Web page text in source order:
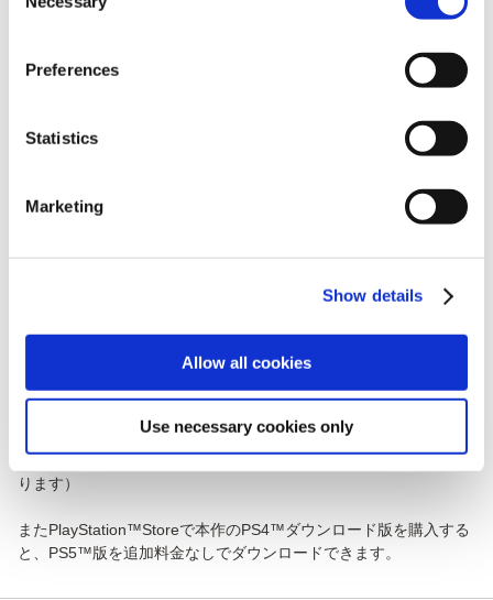
Selection
Preferences
Statistics
Marketing
Show details
Allow all cookies
Use necessary cookies only
戦士“夜渡り”たち。
剣士や魔女、亜人など、それぞれ出自の異なるキャラクター
さらに、特別なダガーで敵を傷つけ弱点を作り出す搦手や、そ
ナミックな駆け引きを生みます。
キャラクターによって変わるアクションの手触り、そしてそれ
※『ELDEN RING NIGHTREIGN』は、『ELDEN RING』本編が
■次世代家庭用ゲーム機版へのアップグレード対応
PlayStation®4パッケージ版をご購入された方は、追加費用無く
（パッケージ版を購入された方は、PS5™のディスクドライブが
ないデジタル・エディションにおいてはアップグレード不可とな
ります）
またPlayStation™Storeで本作のPS4™ダウンロード版を購入する
と、PS5™版を追加料金なしでダウンロードできます。